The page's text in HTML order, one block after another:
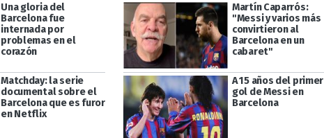
Una gloria del
Barcelona fue
internada por
problemas en el
corazón
Martín Caparrós:
"Messi y varios más
convirtieron al
Barcelona en un
cabaret"
Matchday: la serie
documental sobre el
Barcelona que es furor
en Netflix
A 15 años del primer
gol de Messi en
Barcelona